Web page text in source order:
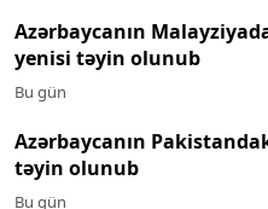
Azərbaycanın
yenisi təyin olunub
Bu gün
Azərbaycanın
təyin olunub
Bu gün